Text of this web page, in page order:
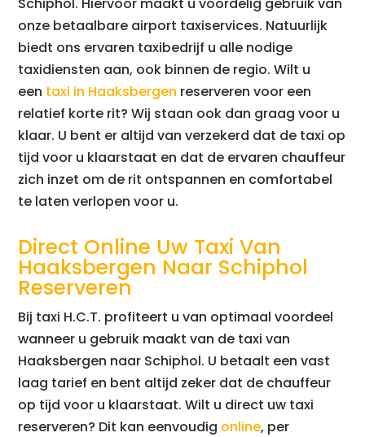
onze betaalbare airport taxiservices. Natuurlijk
biedt ons ervaren taxibedrijf u alle nodige
taxidiensten aan, ook binnen de regio. Wilt u
een taxi in Haaksbergen reserveren voor een
relatief korte rit? Wij staan ook dan graag voor u
klaar. U bent er altijd van verzekerd dat de taxi op
tijd voor u klaarstaat en dat de ervaren chauffeur
zich inzet om de rit ontspannen en comfortabel
te laten verlopen voor u.
Direct Online Uw Taxi Van
Haaksbergen Naar Schiphol
Reserveren
Bij taxi H.C.T. profiteert u van optimaal voordeel
wanneer u gebruik maakt van de taxi van
Haaksbergen naar Schiphol. U betaalt een vast
laag tarief en bent altijd zeker dat de chauffeur
op tijd voor u klaarstaat. Wilt u direct uw taxi
reserveren? Dit kan eenvoudig online, per